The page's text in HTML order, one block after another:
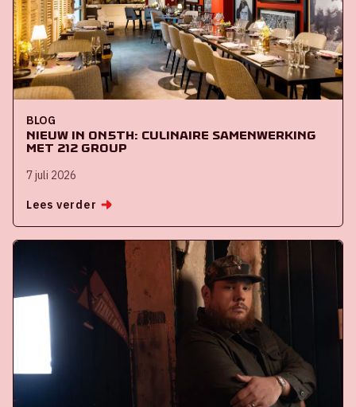
BLOG
Nieuw in ON5th: culinaire samenwerking
met 212 Group
7 juli 2026
Lees verder